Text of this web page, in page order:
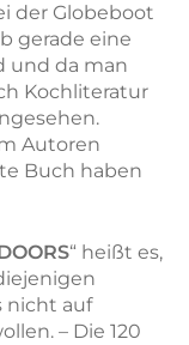
der Globeboot
gerade eine
und da man
Kochliteratur
Autoren
Buch haben
“ heißt es,
nicht auf
– Die 120